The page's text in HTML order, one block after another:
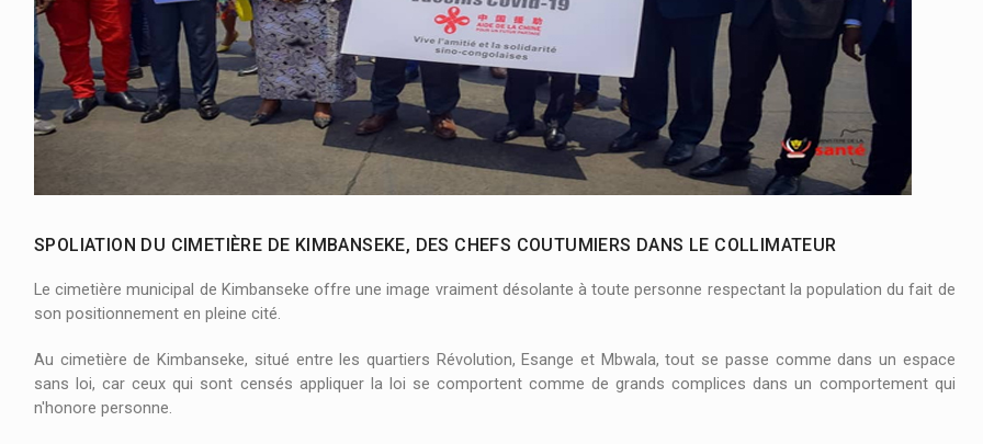
SPOLIATION DU CIMETIÈRE DE KIMBANSEKE, DES CHEFS COUTUMIERS DANS LE COLLIMATEUR
Le cimetière municipal de Kimbanseke offre une image vraiment désolante à toute personne respectant la population du fait de
son positionnement en pleine cité.
Au cimetière de Kimbanseke, situé entre les quartiers Révolution, Esange et Mbwala, tout se passe comme dans un espace
sans loi, car ceux qui sont censés appliquer la loi se comportent comme de grands complices dans un comportement qui
n'honore personne.